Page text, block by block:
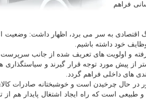
فراهم
اقتصادی به سر می برد، اظهار داشت:
خود داشته باشیم.
و اولویت های تعریف شده از جانب
از پیش مورد توجه قرار گیرند و سیاستگذاری
های داخلی فراهم گردد.
در حال چرخیدن است و خوشبختانه صادرات
طبیعی است که راه ایجاد اشتغال پایدار هم از